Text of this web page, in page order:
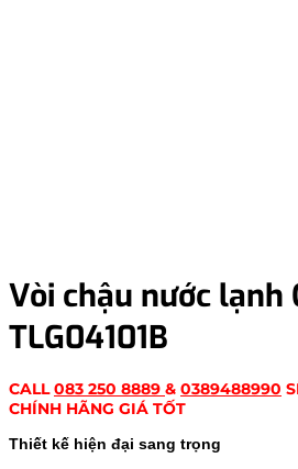
Vòi chậu nước lạnh
TLG04101B
CALL083 250 8889 & 0389488990
CHÍNH HÃNG GIÁ TỐT
Thiết kế hiện đại sang trọng